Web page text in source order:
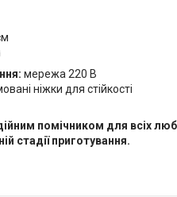
мережа 220 В
ніжки для стійкості
помічником для всіх
стадії приготування.